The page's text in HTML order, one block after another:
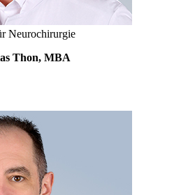
Neurochirurgie
Thon, MBA